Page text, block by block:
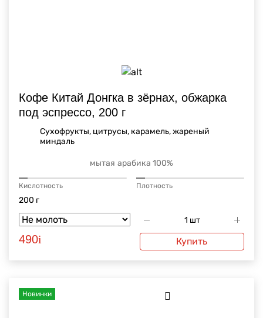
Кофе Китай Донгка в зёрнах, обжарка
под эспрессо, 200 г
Сухофрукты, цитрусы, карамель, жареный
миндаль
мытая арабика 100%
Кислотность Плотность
200 г
490i Купить
Новинки